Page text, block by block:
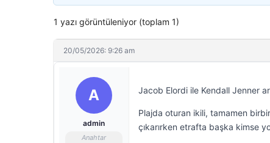
1 yazı görüntüleniyor (toplam 1)
20/05/2026: 9:26 am
A
admin
Anahtar
Jacob Elordi ile Kendall Jenner
Plajda oturan ikili, tamamen
çıkarırken etrafta başka kimse